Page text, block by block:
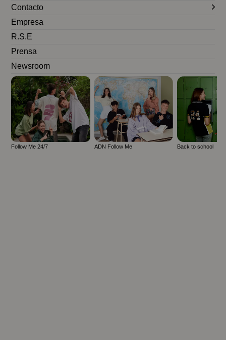
Contacto
Empresa
R.S.E
Prensa
Newsroom
Follow Me 24/7 ADN Follow Me Back to school